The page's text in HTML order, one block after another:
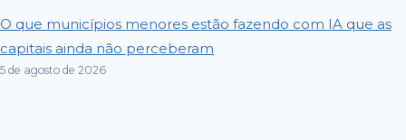
O que municípios menores estão fazendo com IA que as
capitais ainda não perceberam
5 de agosto de 2026